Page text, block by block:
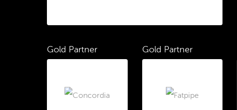
Gold Partner Gold Partner